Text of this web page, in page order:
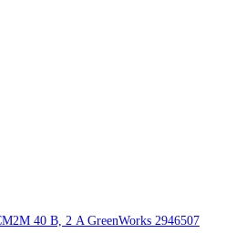
40 В, 2 A GreenWorks 2946507